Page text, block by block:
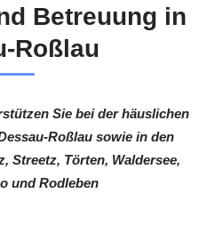
Betreuung in
Roßlau
Sie bei der häuslichen
Roßlau sowie in den
Streetz, Törten, Waldersee,
und Rodleben